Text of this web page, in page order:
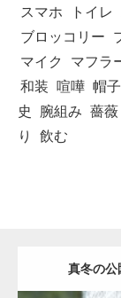
スマホ
トイレ
ブロッコリー
マイク
マフラ
和装
喧嘩 帽子
史
腕組み 薔薇
り
飲む
真冬の公